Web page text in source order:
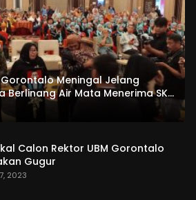
Gorontalo Meningal Jelang
Berlinang Air Mata Menerima SKL
Calon Rektor UBM Gorontalo
Gugur
2023